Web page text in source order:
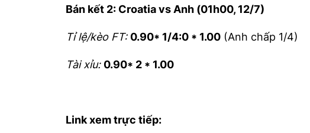
Bán kết 2: Croatia vs Anh (01h00, 12/7)
Tỉ lệ/kèo FT: 0.90* 1/4:0 * 1.00 (Anh chấp 1/4)
Tài xỉu: 0.90* 2 * 1.00
Link xem trực tiếp: